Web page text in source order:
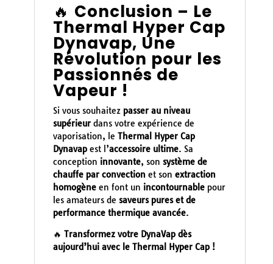
🔥 Conclusion – Le
Thermal Hyper Cap
Dynavap, Une
Révolution pour les
Passionnés de
Vapeur !
Si vous souhaitez passer au niveau
supérieurdans votre expérience de
vaporisation, le Thermal Hyper Cap
Dynavapest l’accessoire ultime. Sa
conception innovante, son système de
chauffe par convection et son extraction
homogèneen font un incontournablepour
les amateurs de saveurs pures et de
performance thermique avancée.
🔥 Transformez votre DynaVap dès
aujourd’hui avec le Thermal Hyper Cap !